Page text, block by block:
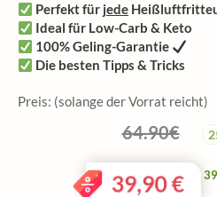
Perfekt für jede
Ideal für Low-Carb & Keto
100% Geling-Garantie
Die besten Tipps & Tricks
Preis: (solange der Vorrat reicht)
64.90€
39,90€